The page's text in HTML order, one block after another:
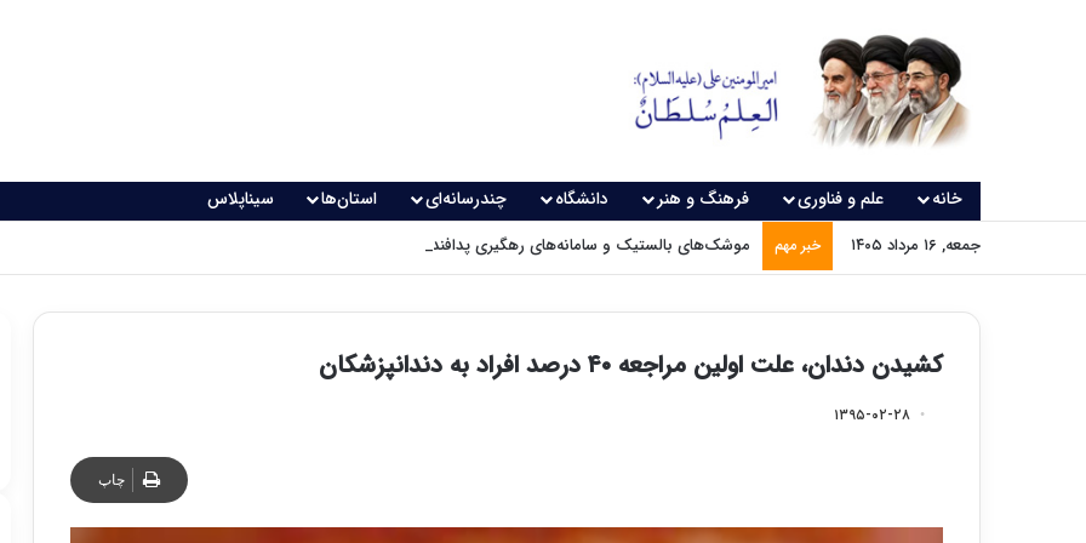
خانه علم و فناوری فرهنگ و هنر دانشگاه چندرسانه‌ای استان‌ها سیناپلاس
جمعه, ۱۶ مرداد ۱۴۰۵ خبر مهم موشک‌های بالستیک و سامانه‌های رهگیری پدافندی چگونه کار می کنند؟
کشیدن دندان، علت اولین مراجعه ۴۰ درصد افراد به دندانپزشکان
۱۳۹۵-۰۲-۲۸
چاپ